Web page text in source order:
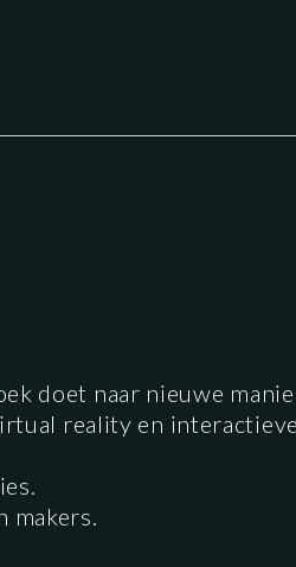
doet naar nieuwe
reality en
makers.